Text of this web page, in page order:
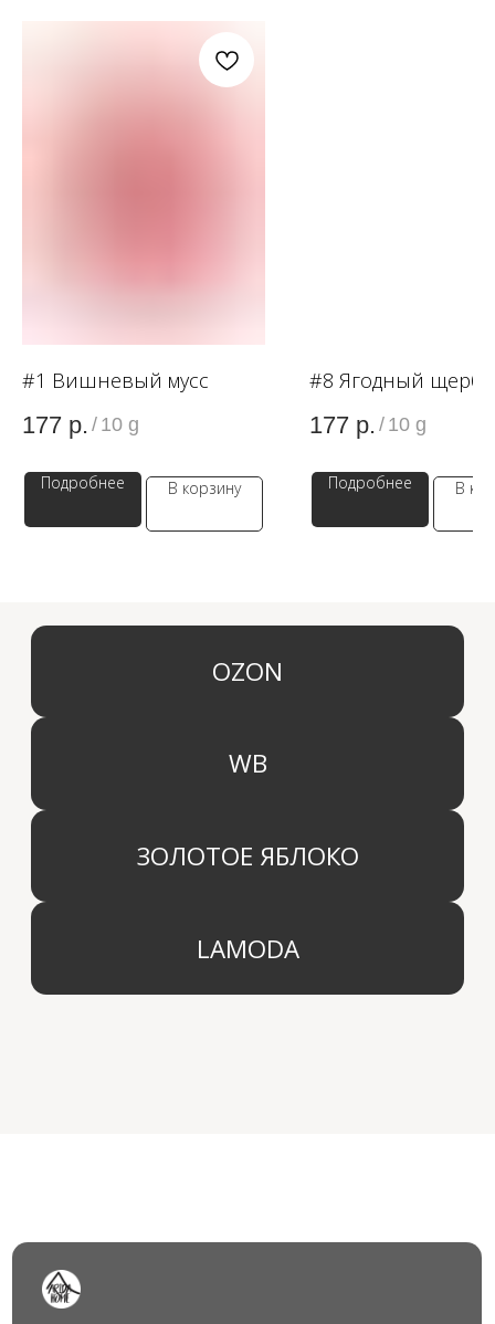
#1 Вишневый мусс
177 р. / 10 g
Подробнее В корзину
#8 Ягодный
177 р. / 10 g
Подробнее В
OZON
© 2024 Арида Хоум. Все права защищены
Ароматизация автомобиля Производство
info@aridahome.ru
+7 (495) 136 69 40
Дистрибьютор